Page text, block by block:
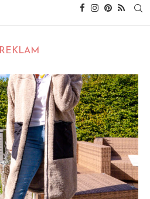
REKLAM